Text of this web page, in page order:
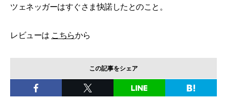
ツェネッガーはすぐさま快諾したとのこと。
レビューは こちらから
この記事をシェア